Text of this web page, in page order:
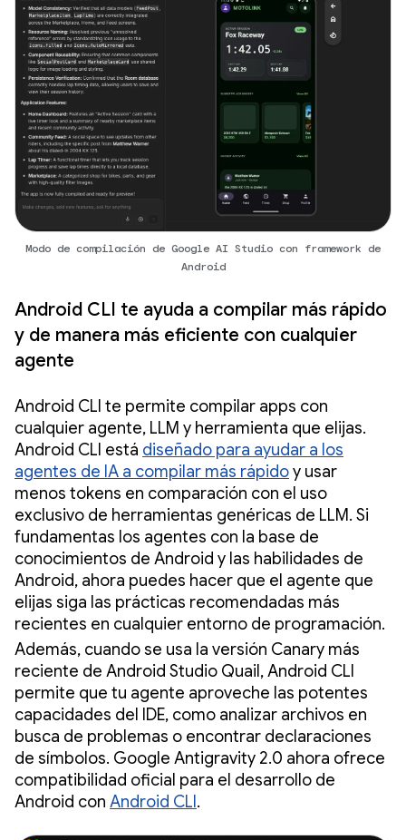
Modo de compilación de Google AI Studio con framework de
Android
Android CLI te ayuda a compilar más rápido
y de manera más eficiente con cualquier
agente
Android CLI te permite compilar apps con
cualquier agente, LLM y herramienta que elijas.
Android CLI está diseñado para ayudar a los
agentes de IA a compilar más rápidoy usar
menos tokens en comparación con el uso
exclusivo de herramientas genéricas de LLM. Si
fundamentas los agentes con la base de
conocimientos de Android y las habilidades de
Android, ahora puedes hacer que el agente que
elijas siga las prácticas recomendadas más
recientes en cualquier entorno de programación.
Además, cuando se usa la versión Canary más
reciente de Android Studio Quail, Android CLI
permite que tu agente aproveche las potentes
capacidades del IDE, como analizar archivos en
busca de problemas o encontrar declaraciones
de símbolos. Google Antigravity 2.0 ahora ofrece
compatibilidad oficial para el desarrollo de
Android con Android CLI .